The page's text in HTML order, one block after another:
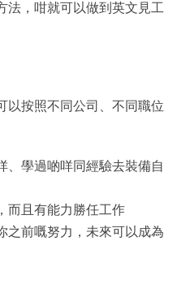
法，咁就可以做到英文見工
以按照不同公司、不同職位
、學過啲咩同經驗去裝備自
而且有能力勝任工作
之前嘅努力，未來可以成為